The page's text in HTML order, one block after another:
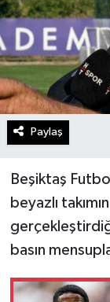
Paylaş
Beşiktaş
beyazlı
basın